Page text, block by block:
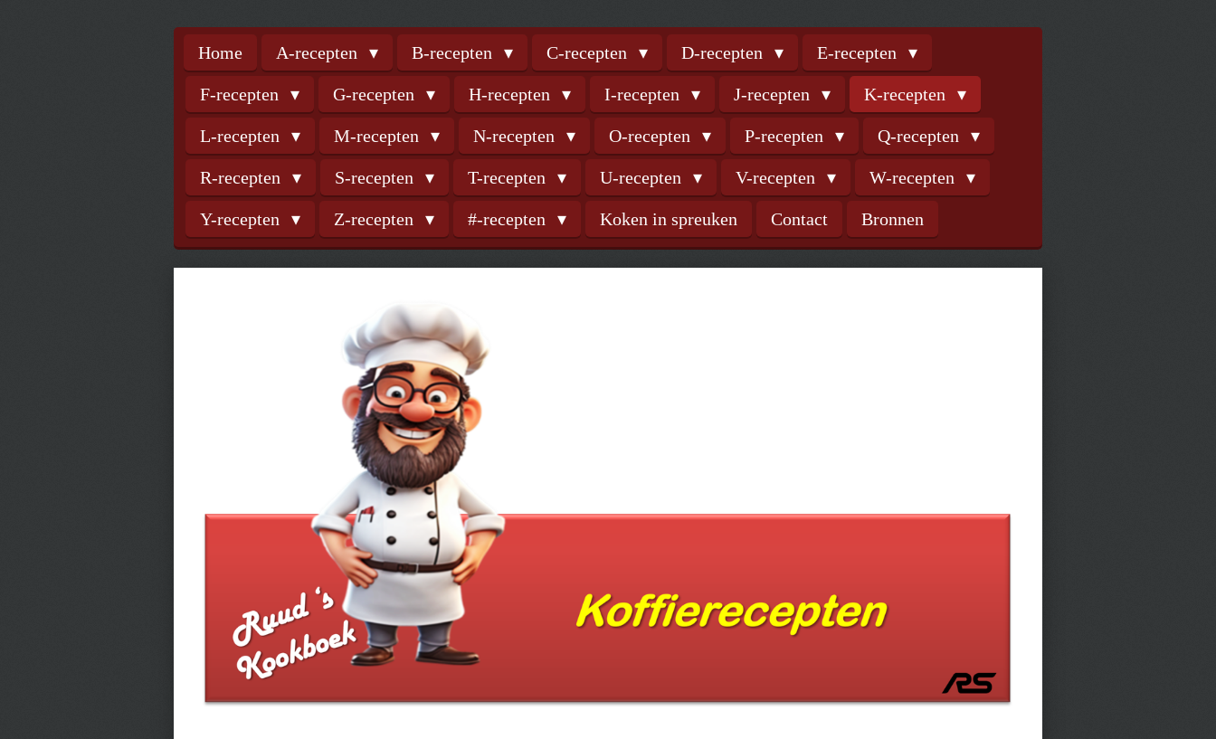
Home A-recepten B-recepten C-recepten D-recepten E-recepten
F-recepten G-recepten H-recepten I-recepten J-recepten K-recepten
L-recepten M-recepten N-recepten O-recepten P-recepten Q-recepten
R-recepten S-recepten T-recepten U-recepten V-recepten W-recepten
Y-recepten Z-recepten #-recepten Koken in spreuken Contact Bronnen